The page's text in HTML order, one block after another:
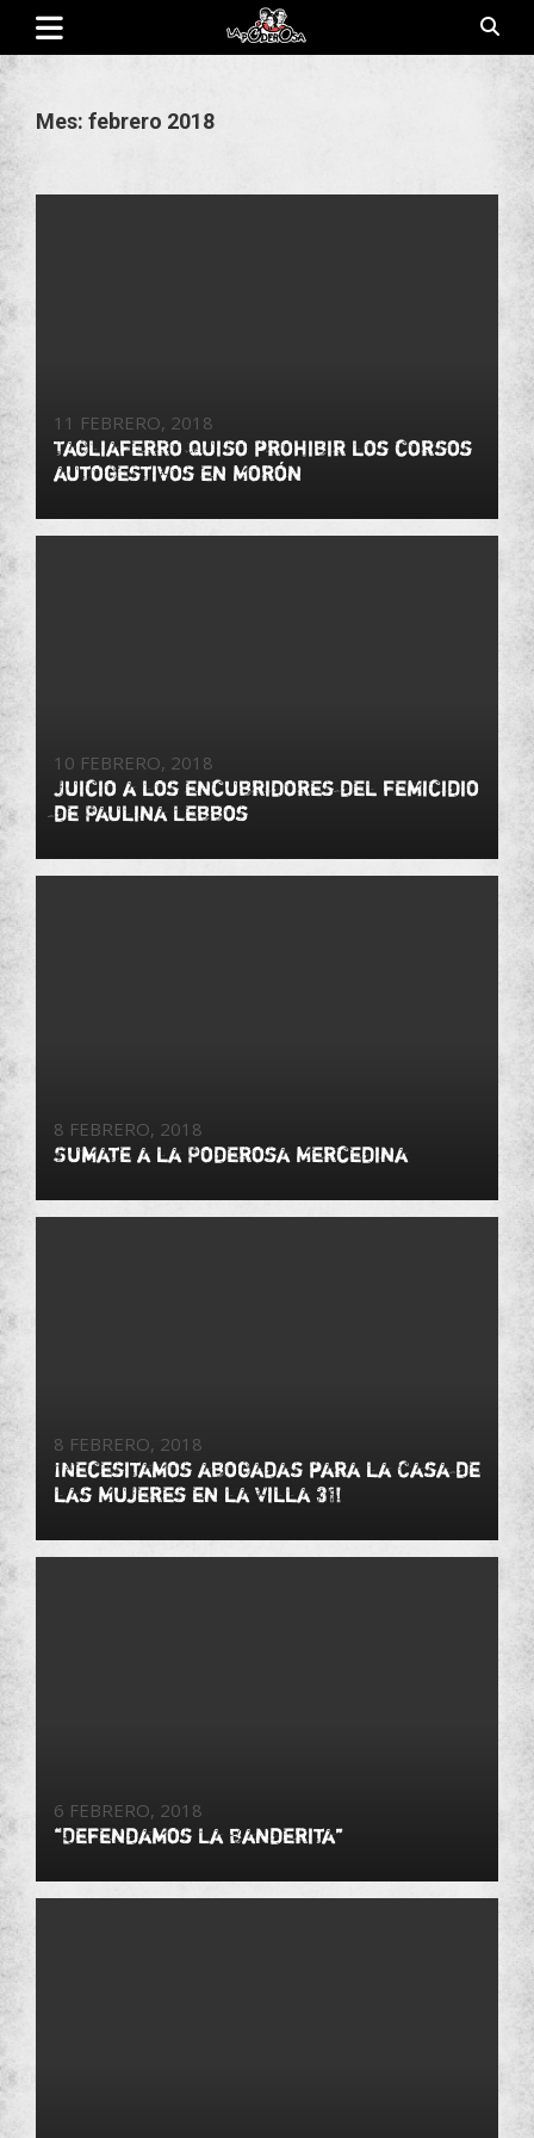
Saltar
contenido
Mes: febrero 2018
11 FEBRERO, 2018
Tagliaferro quiso prohibir los corsos
autogestivos en Morón
10 FEBRERO, 2018
Juicio a los encubridores del femicidio
de Paulina Lebbos
8 FEBRERO, 2018
Sumate a la Poderosa Mercedina
8 FEBRERO, 2018
¡Necesitamos abogadas para la Casa de
las Mujeres en la Villa 31!
6 FEBRERO, 2018
“Defendamos La Banderita”